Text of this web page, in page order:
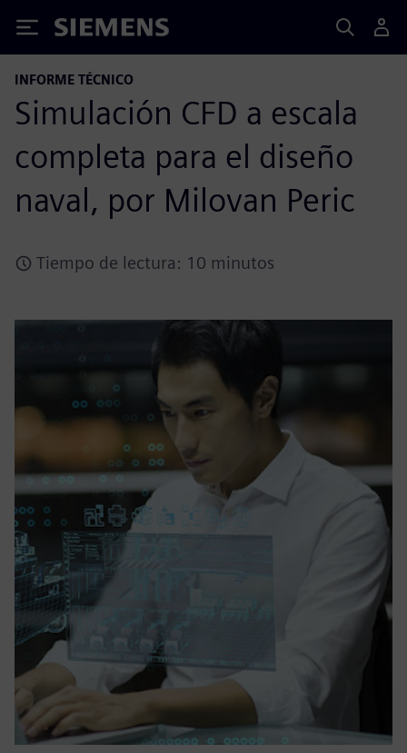
Siemens
INFORME TÉCNICO
Simulación CFD a escala
completa para el diseño
naval, por Milovan Peric
Tiempo de lectura: 10 minutos